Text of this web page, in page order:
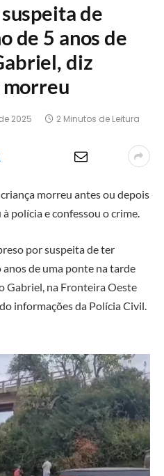
de
de 5 anos de
diz
2025 2 Minutos de Leitura
morreu antes ou depois
polícia e confessou o crime.
por suspeita de ter
de uma ponte na tarde
Gabriel, na Fronteira Oeste
informações da Polícia Civil.